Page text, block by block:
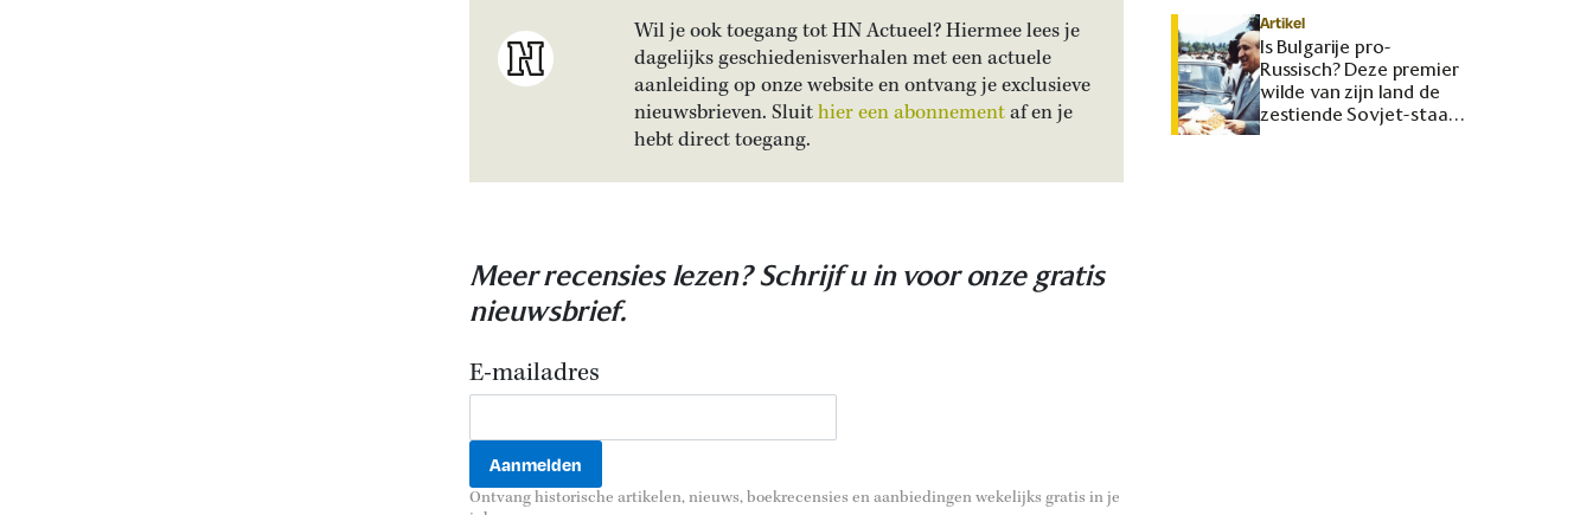
Wil je ook toegang tot HN Actueel? Hiermee lees je
dagelijks geschiedenisverhalen met een actuele
aanleiding op onze website en ontvang je exclusieve
nieuwsbrieven. Sluithier een abonnementaf en je
hebt direct toegang.
Meer recensies lezen? Schrijf u in voor onze gratis
nieuwsbrief.
E-mailadres
Ontvang historische artikelen, nieuws, boekrecensies en aanbiedingen wekelijks gratis in je
Artikel
Is Bulgarije pro-
Russisch? Deze premier
wilde van zijn land de
zestiende Sovjet-staat
maken